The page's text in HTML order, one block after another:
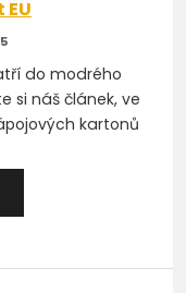
do modrého
si náš článek, ve
kartonů